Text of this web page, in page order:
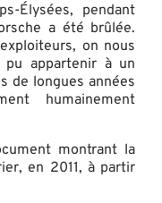
Élysées, pendant
a été brûlée.
on nous
appartenir à un
de longues années
humainement
montrant la
en 2011, à partir